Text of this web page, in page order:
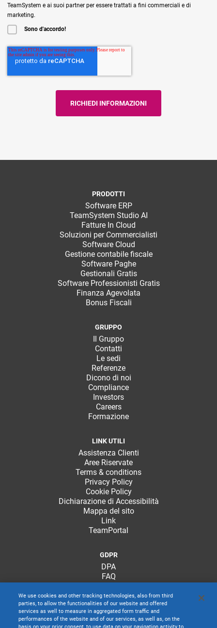
TeamSystem e ai suoi partner per essere trattati a fini commerciali e di
marketing.
Sono d'accordo!
PRODOTTI
Software ERP
TeamSystem Studio AI
Fatture In Cloud
Soluzioni per Commercialisti
Software Cloud
Gestione contabile fiscale
Software Paghe
Gestionali Gratis
Software Professionisti Gratis
Finanza Agevolata
Bonus Fiscali
GRUPPO
Il Gruppo
Contatti
Le sedi
Referenze
Dicono di noi
Compliance
Investors
Careers
Formazione
LINK UTILI
Assistenza Clienti
Aree Riservate
Terms & conditions
Privacy Policy
Cookie Policy
Dichiarazione di Accessibilità
Mappa del sito
Link
TeamPortal
GDPR
DPA
FAQ
We use cookies and other tracking technologies, also from third
parties, to allow the functionalities of our website and offered
services as well to measure in aggregated form traffic and
performances of the website and of our services, as well as, on the